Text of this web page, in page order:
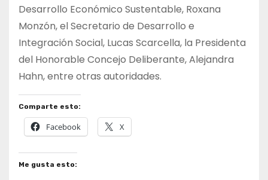
Desarrollo Económico Sustentable, Roxana
Monzón, el Secretario de Desarrollo e
Integración Social, Lucas Scarcella, la Presidenta
del Honorable Concejo Deliberante, Alejandra
Hahn, entre otras autoridades.
Comparte esto:
Facebook X
Me gusta esto: